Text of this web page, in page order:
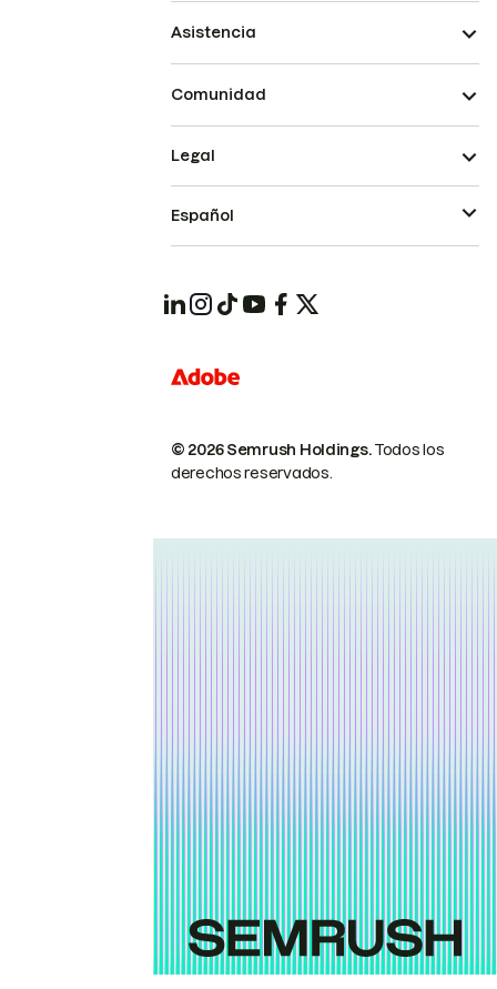
Asistencia
Comunidad
© 2026 Semrush Holdings.Todos los
derechos reservados.
Legal
Español